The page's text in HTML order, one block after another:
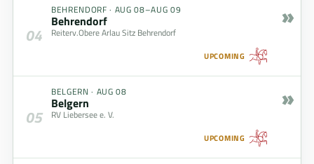
04
BEHRENDORF · AUG 08–AUG 09
Behrendorf
Reiterv.Obere Arlau Sitz Behrendorf
UPCOMING
»
05
BELGERN · AUG 08
Belgern
RV Liebersee e. V.
UPCOMING
»